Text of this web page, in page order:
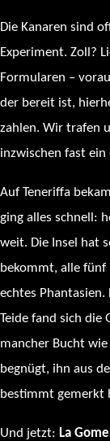
Die Kanaren sind
Experiment. Zoll?
Formularen –
der bereit ist,
zahlen. Wir trafen
inzwischen fast
Auf Teneriffa
ging alles schnell:
weit. Die Insel hat
bekommt, alle
echtes
Teide fand sich die
mancher Bucht
begnügt, ihn aus
bestimmt gemerkt
Und jetzt: La